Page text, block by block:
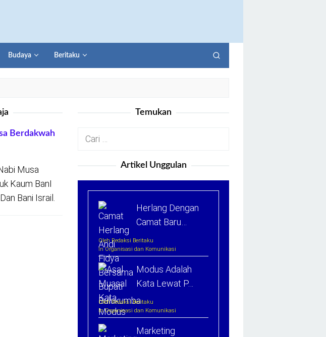
Budaya Beritaku
Berdakwah
Musa
Kaum BanI
Bani Israil.
Temukan
Cari
Artikel Unggulan
Herlang Dengan
Camat Baru…
Oleh Redaksi Beritaku
In Organisasi dan Komunikasi
Modus Adalah
Kata Lewat P…
Oleh Redaksi Beritaku
In Organisasi dan Komunikasi
Marketing